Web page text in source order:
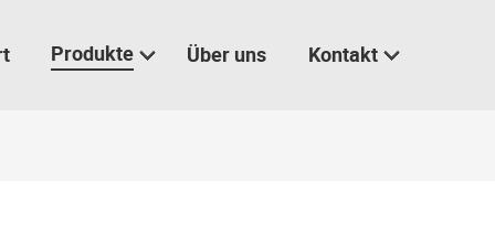
Produkte Über uns Kontakt